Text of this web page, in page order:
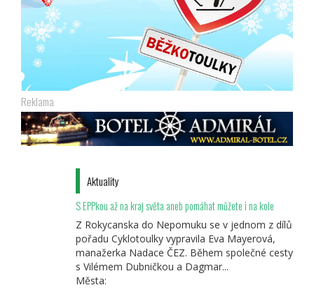
Reklama
Aktuality
S EPPkou až na kraj světa aneb pomáhat můžete i na kole
Z Rokycanska do Nepomuku se v jednom z dílů
pořadu Cyklotoulky vypravila Eva Mayerová,
manažerka Nadace ČEZ. Během společné cesty
s Vilémem Dubničkou a Dagmar...
Města: